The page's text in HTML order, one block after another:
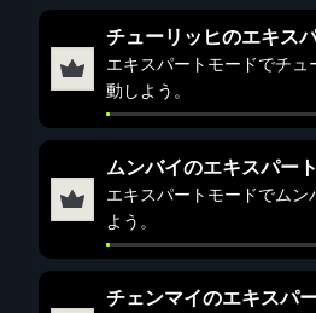
チューリッヒのエキス
エキスパートモードでチ
動しよう。
ムンバイのエキスパート
エキスパートモードでム
よう。
チェンマイのエキスパ